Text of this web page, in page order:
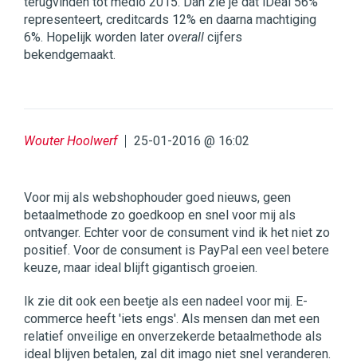
representeert, creditcards 12% en daarna machtiging
6%. Hopelijk worden later overall cijfers
bekendgemaakt.
Wouter Hoolwerf 25-01-2016 @ 16:02
Voor mij als webshophouder goed nieuws, geen
betaalmethode zo goedkoop en snel voor mij als
ontvanger. Echter voor de consument vind ik het niet zo
positief. Voor de consument is PayPal een veel betere
keuze, maar ideal blijft gigantisch groeien.
Ik zie dit ook een beetje als een nadeel voor mij. E-
commerce heeft 'iets engs'. Als mensen dan met een
relatief onveilige en onverzekerde betaalmethode als
ideal blijven betalen, zal dit imago niet snel veranderen.